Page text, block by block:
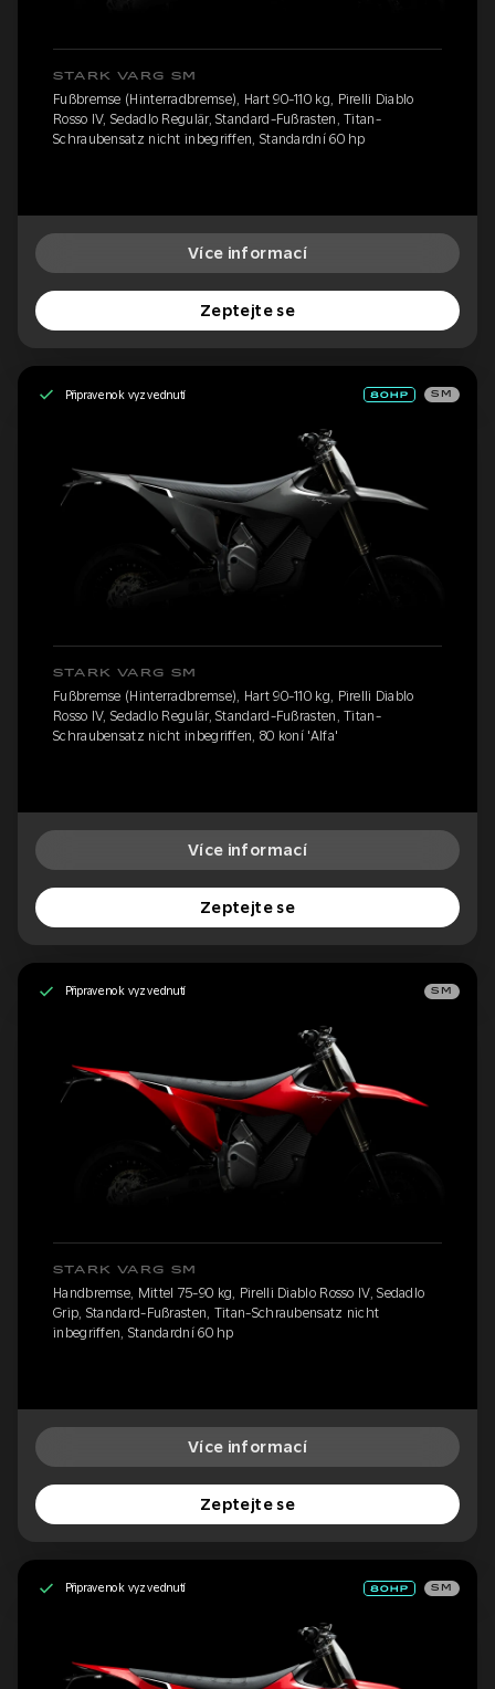
STARK VARG SM
Fußbremse (Hinterradbremse), Hart 90-110 kg, Pirelli Diablo
Rosso IV, Sedadlo Regulär, Standard-Fußrasten, Titan-
Schraubensatz nicht inbegriffen, Standardní 60 hp
Více informací
Zeptejte se
Připraveno k vyzvednutí SM
STARK VARG SM
Fußbremse (Hinterradbremse), Hart 90-110 kg, Pirelli Diablo
Rosso IV, Sedadlo Regulär, Standard-Fußrasten, Titan-
Schraubensatz nicht inbegriffen, 80 koní 'Alfa'
Více informací
Zeptejte se
Připraveno k vyzvednutí SM
STARK VARG SM
Handbremse, Mittel 75-90 kg, Pirelli Diablo Rosso IV, Sedadlo
Grip, Standard-Fußrasten, Titan-Schraubensatz nicht
inbegriffen, Standardní 60 hp
Více informací
Zeptejte se
Připraveno k vyzvednutí SM